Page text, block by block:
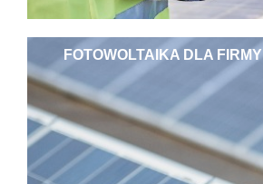
FOTOWOLTAIKA DLA FIRMY